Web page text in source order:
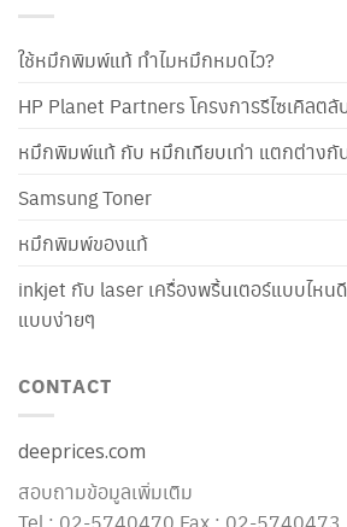
ใช้หมึกพิมพ์แท้ ทำไมหมึกหมดไว?
HP Planet Partners โครงการรีไซเคิลต
หมึกพิมพ์แท้ กับ หมึกเทียบเท่า แตกต่างกั
Samsung Toner
หมึกพิมพ์ของแท้
inkjet กับ laser เครื่องพริ้นเตอร์แบบไหน
แบบง่ายๆ
CONTACT
deeprices.com
สอบถามข้อมูลเพิ่มเติม